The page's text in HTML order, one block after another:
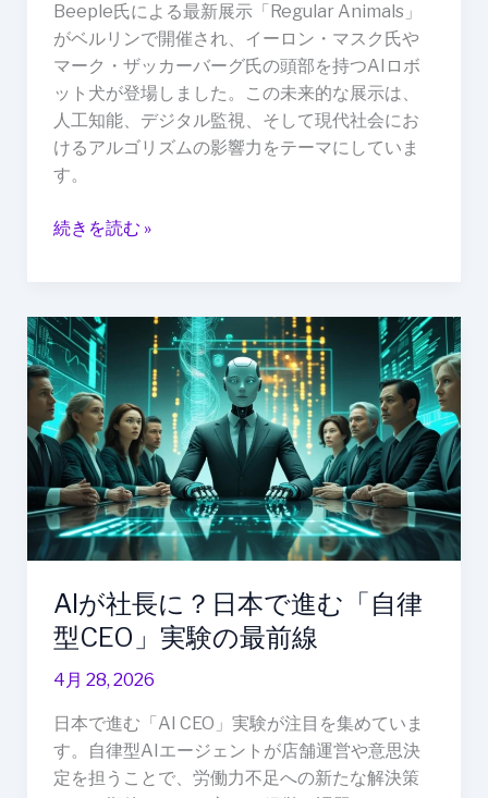
Beeple氏による最新展示「Regular Animals」
がベルリンで開催され、イーロン・マスク氏や
マーク・ザッカーバーグ氏の頭部を持つAIロボ
ット犬が登場しました。この未来的な展示は、
人工知能、デジタル監視、そして現代社会にお
けるアルゴリズムの影響力をテーマにしていま
す。
頭
を
持
つ
AI
ロ
ボ
ト
ベ
ル
リ
ン
美
術
館
に
登
場
続きを読む »
AIが社長に？日本で進む「自律
型CEO」実験の最前線
4月 28, 2026
日本で進む「AI CEO」実験が注目を集めていま
す。自律型AIエージェントが店舗運営や意思決
定を担うことで、労働力不足への新たな解決策
AI
が
社
長
に？
日
本
で
「自
律
型
CEO」
実
験
の
最